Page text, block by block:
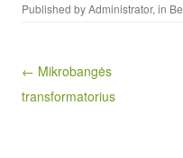
Published byAdministrator, in
Post navigation
← Mikrobangės
transformatorius